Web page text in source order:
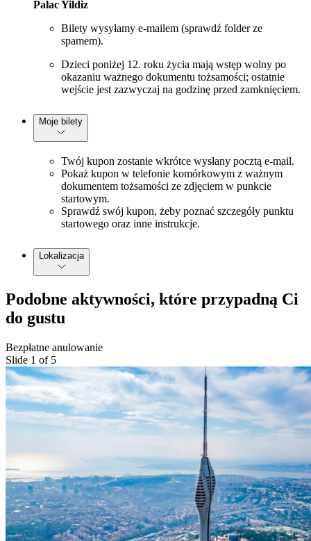
Pałac Yildiz
Bilety wysyłamy e-mailem (sprawdź folder ze
spamem).
Dzieci poniżej 12. roku życia mają wstęp wolny po
okazaniu ważnego dokumentu tożsamości; ostatnie
wejście jest zazwyczaj na godzinę przed zamknięciem.
Moje bilety
Twój kupon zostanie wkrótce wysłany pocztą e-mail.
Pokaż kupon w telefonie komórkowym z ważnym
dokumentem tożsamości ze zdjęciem w punkcie
startowym.
Sprawdź swój kupon, żeby poznać szczegóły punktu
startowego oraz inne instrukcje.
Lokalizacja
Podobne aktywności, które przypadną Ci
do gustu
Bezpłatne anulowanie
Slide 1 of 5